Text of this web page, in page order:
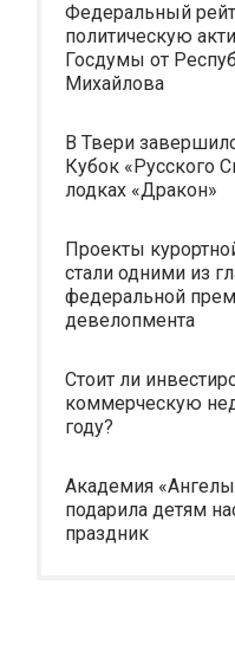
Федеральный
политическую
Госдумы от
Михайлова
В Твери
Кубок «Русского
лодках «Дракон»
Проекты
стали одними из
федеральной
девелопмента
Стоит ли
коммерческую
году?
Академия
подарила детям
праздник